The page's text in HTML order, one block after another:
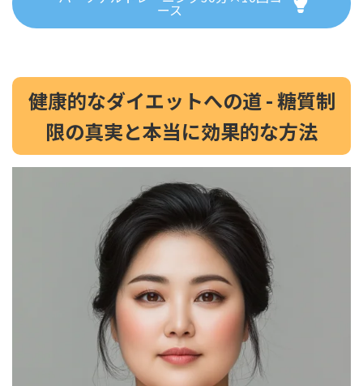
ース
健康的なダイエットへの道 - 糖質制
限の真実と本当に効果的な方法